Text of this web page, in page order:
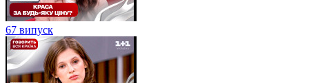
67 випуск